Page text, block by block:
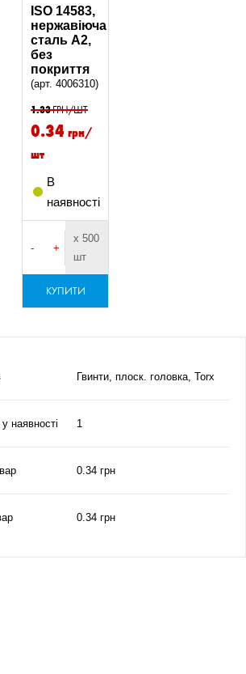
ISO 14583,
нержавіюча
сталь А2,
без
покриття
(арт. 4006310)
1.33ГРН/ШТ
0.34 грн/
шт
В
наявності
- +
х 500
шт
КУПИТИ
Гвинти, плоск. головка, Torx
у наявності 1
0.34 грн
0.34 грн